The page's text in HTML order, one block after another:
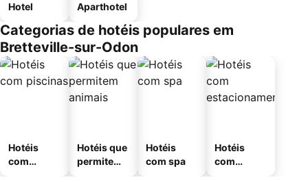
Hotel Aparthotel
Categorias de hotéis populares em
Bretteville-sur-Odon
Hotéis
com
Hotéis que
permitem
Hotéis
com spa
Hotéis
com